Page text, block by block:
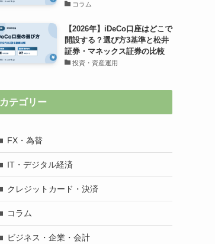
コラム
【2026年】iDeCo口座はどこで
開設する？選び方3基準と松井
証券・マネックス証券の比較
投資・資産運用
カテゴリー
FX・為替
IT・デジタル経済
クレジットカード・決済
コラム
ビジネス・企業・会計